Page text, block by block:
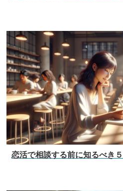
恋活で相談する前に知るべき